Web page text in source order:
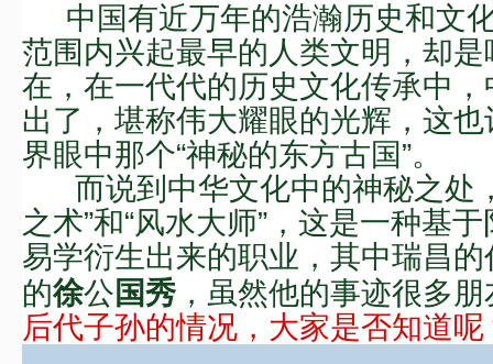
中国有近万年的浩瀚历史和文
范围内兴起最早的人类文明，却
在，在一代代的历史文化传承中
出了，堪称伟大耀眼的光辉，这
界眼中那个“神秘的东方古国”。
而说到中华文化中的神秘之处
之术”和“风水大师”，这是一种基
易学衍生出来的职业， 其中瑞昌
的徐公国秀，虽然他的事迹很多
后代子孙的情况，大家是否知道呢